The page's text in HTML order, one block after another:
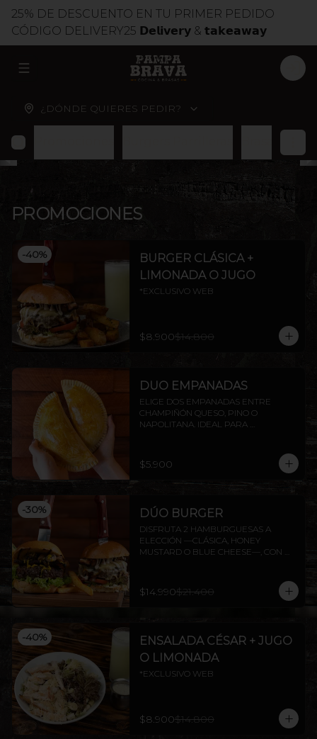
25% DE DESCUENTO EN TU PRIMER PEDIDO
CÓDIGO DELIVERY25 𝗗𝗲𝗹𝗶𝘃𝗲𝗿𝘆 & 𝘁𝗮𝗸𝗲𝗮𝘄𝗮𝘆
ABRIR MENU DE NAVEGACIÓN
¿DÓNDE QUIERES PEDIR?
PROMOCIONES
-40%
BURGER CLÁSICA +
LIMONADA O JUGO
*EXCLUSIVO WEB
$8.900$14.800
DUO EMPANADAS
ELIGE DOS EMPANADAS ENTRE
CHAMPIÑÓN QUESO, PINO O
NAPOLITANA. IDEAL PARA
$5.900
-30% DÚO BURGER
DISFRUTA 2 HAMBURGUESAS A
ELECCIÓN —CLÁSICA, HONEY
MUSTARD O BLUE CHEESE—, CON
$14.990$21.400
-40%
ENSALADA CÉSAR + JUGO
O LIMONADA
*EXCLUSIVO WEB
$8.900$14.800